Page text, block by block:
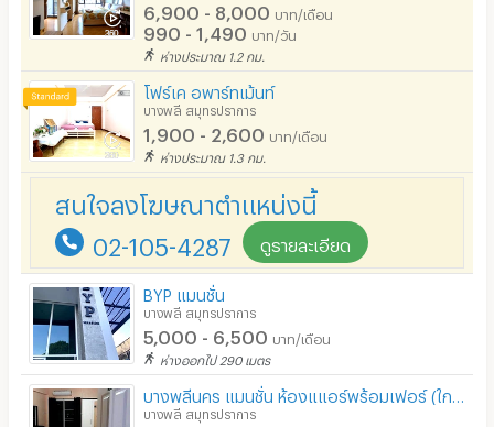
อนุญาตให้สูบบุหรี่ในห้องพัก
ที่จอดรถ
ที่จอดรถมอเตอร์ไซด์/จักรยาน
สระว่ายน้ำ
โรงยิม / ฟิตเนส
อินเทอร์เน็ตไร้สาย (WIFI) ในห้อง
เคเบิลทีวี / ดาวเทียม
มีระบบรักษาความปลอดภัย (keycard)
6,900 - 8,000 บาท/เดือน
990 - 1,490 บาท/วัน
ห่างประมาณ 1.2 กม.
โฟร์เค อพาร์ทเม้นท์
บางพลี สมุทรปราการ
1,900 - 2,600 บาท/เดือน
ห่างประมาณ 1.3 กม.
สนใจลงโฆษณาตำแหน่งนี้
02-105-4287 ดูรายละเอียด
BYP แมนชั่น
บางพลี สมุทรปราการ
5,000 - 6,500 บาท/เดือน
ห่างออกไป 290 เมตร
บางพลี สมุทรปราการ